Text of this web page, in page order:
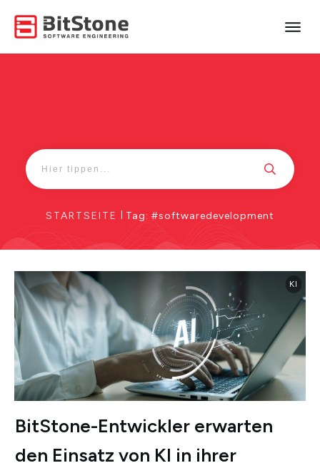
STARTSEITE Tag: #softwaredevelopment
KI
BitStone-Entwickler erwarten
den Einsatz von KI in ihrer